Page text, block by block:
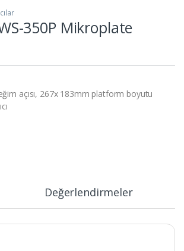
350P Mikroplate
açısı, 267x 183mm platform boyutu
Değerlendirmeler